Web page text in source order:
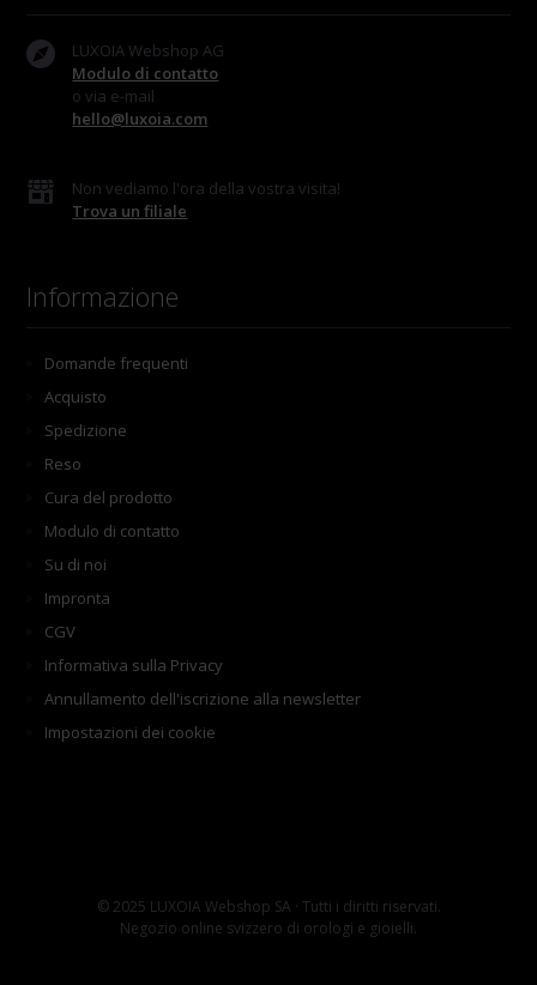
LUXOIA Webshop AG
Modulo di contatto
o via e-mail
hello@luxoia.com
Non vediamo l'ora della vostra visita!
Trova un filiale
Informazione
Domande frequenti
Acquisto
Spedizione
Reso
Cura del prodotto
Modulo di contatto
Su di noi
Impronta
CGV
Informativa sulla Privacy
Annullamento dell'iscrizione alla newsletter
Impostazioni dei cookie
© 2025 LUXOIA Webshop SA · Tutti i diritti riservati.
Negozio online svizzero di orologi e gioielli.